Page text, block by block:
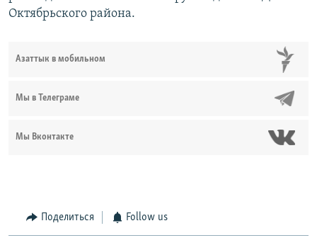
Октябрьского района.
Азаттык в мобильном
Мы в Телеграме
Мы Вконтакте
Поделиться Follow us